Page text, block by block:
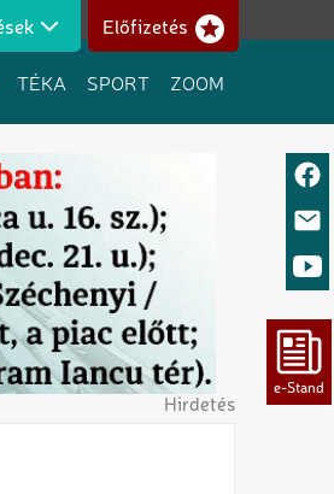
menüjeElőfizetés
TÉKA SPORT ZOOM
Hirdetés